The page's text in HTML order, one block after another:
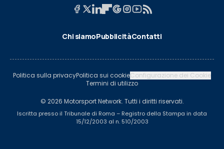
Chi siamoPubblicitàContatti
Politica sulla privacyPolitica sui cookieConfigurazione dei Cookie
Termini di utilizzo
© 2026 Motorsport Network. Tutti i diritti riservati.
Iscritta presso il Tribunale di Roma – Registro della Stampa in data
15/12/2003 al n. 510/2003